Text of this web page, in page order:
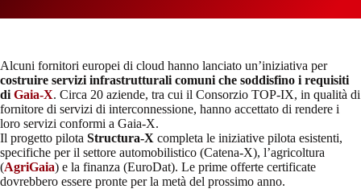
Alcuni fornitori europei di cloud hanno lanciato un’iniziativa per
costruire servizi infrastrutturali comuni che soddisfino i requisiti
di Gaia-X. Circa 20 aziende, tra cui il Consorzio TOP-IX, in qualità di
fornitore di servizi di interconnessione, hanno accettato di rendere i
loro servizi conformi a Gaia-X.
Il progetto pilota Structura-X completa le iniziative pilota esistenti,
specifiche per il settore automobilistico (Catena-X), l’agricoltura
(AgriGaia) e la finanza (EuroDat). Le prime offerte certificate
dovrebbero essere pronte per la metà del prossimo anno.